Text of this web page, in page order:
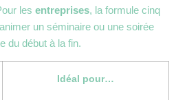
les entreprises, la formule cinq
un séminaire ou une soirée
du début à la fin.
Idéal pour…